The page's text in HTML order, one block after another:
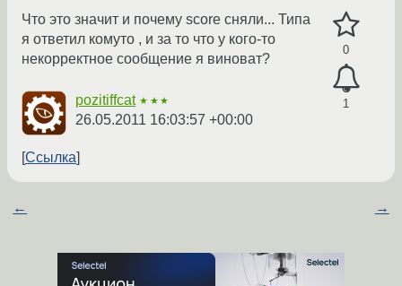
0
1
Что это значит и почему score сняли... Типа
я ответил комуто , и за то что у кого-то
некорректное сообщение я виноват?
pozitiffcat ★★★
26.05.2011 16:03:57 +00:00
Ссылка
← →